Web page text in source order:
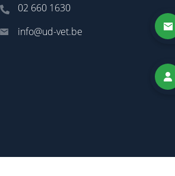
02 660 1630
info@ud-vet.be